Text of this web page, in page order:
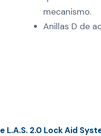
mecanismo.
Anillas D de
L.A.S. 2.0 Lock Aid